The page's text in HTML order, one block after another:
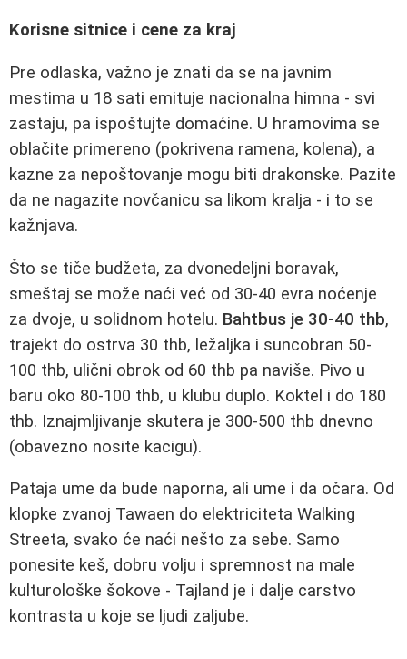
Korisne sitnice i cene za kraj
Pre odlaska, važno je znati da se na javnim
mestima u 18 sati emituje nacionalna himna - svi
zastaju, pa ispoštujte domaćine. U hramovima se
oblačite primereno (pokrivena ramena, kolena), a
kazne za nepoštovanje mogu biti drakonske. Pazite
da ne nagazite novčanicu sa likom kralja - i to se
kažnjava.
Što se tiče budžeta, za dvonedeljni boravak,
smeštaj se može naći već od 30-40 evra noćenje
za dvoje, u solidnom hotelu. Bahtbus je 30-40 thb,
trajekt do ostrva 30 thb, ležaljka i suncobran 50-
100 thb, ulični obrok od 60 thb pa naviše. Pivo u
baru oko 80-100 thb, u klubu duplo. Koktel i do 180
thb. Iznajmljivanje skutera je 300-500 thb dnevno
(obavezno nosite kacigu).
Pataja ume da bude naporna, ali ume i da očara. Od
klopke zvanoj Tawaen do elektriciteta Walking
Streeta, svako će naći nešto za sebe. Samo
ponesite keš, dobru volju i spremnost na male
kulturološke šokove - Tajland je i dalje carstvo
kontrasta u koje se ljudi zaljube.